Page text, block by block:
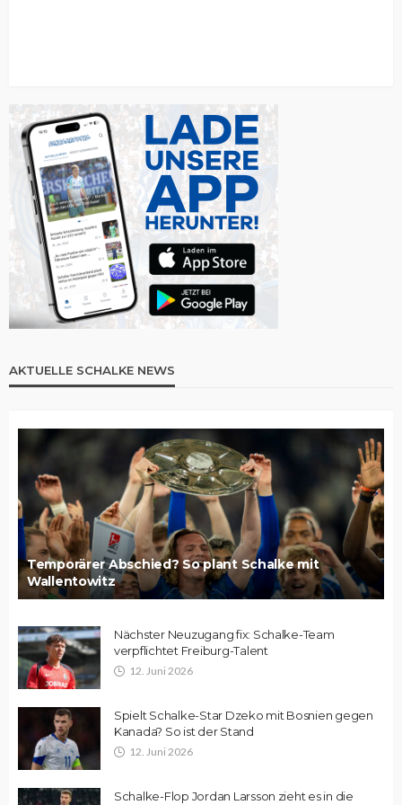
AKTUELLE SCHALKE NEWS
Temporärer Abschied? So plant Schalke mit
Wallentowitz
Nächster Neuzugang fix: Schalke-Team
verpflichtet Freiburg-Talent
12. Juni 2026
Spielt Schalke-Star Dzeko mit Bosnien gegen
Kanada? So ist der Stand
12. Juni 2026
Schalke-Flop Jordan Larsson zieht es in die